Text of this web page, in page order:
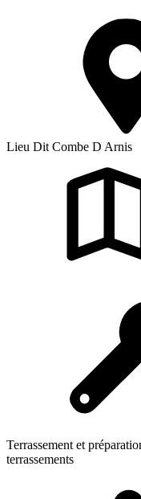
Lieu Dit Combe D Arnis
Terrassement et
terrassements